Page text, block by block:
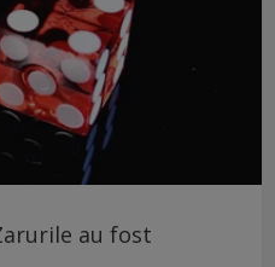
au fost